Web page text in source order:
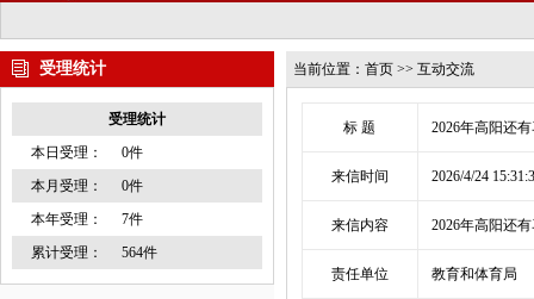
受理统计
受理统计
本日受理：
0件
本月受理：
0件
本年受理：
7件
累计受理：
564件
当前位置： 首页 >> 互动交流
标 题 2026年高阳还
来信时间 2026/4/24
来信内容 2026年高阳还
责任单位 教育和体育局